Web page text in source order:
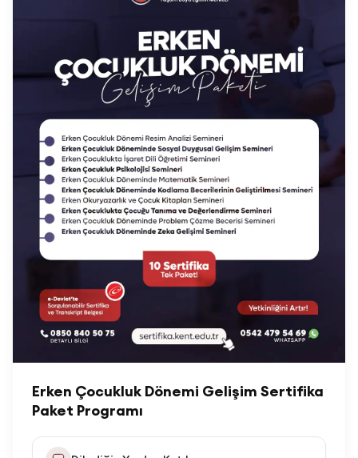
Erken Çocukluk Dönemi Gelişim Sertifika
Paket Programı